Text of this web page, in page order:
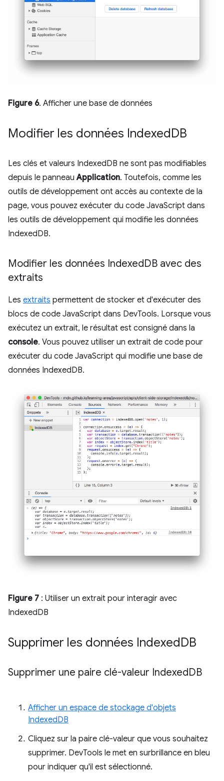
Figure 6. Afficher une base de données
Modifier les données IndexedDB
Les clés et valeurs IndexedDB ne sont pas modifiables
depuis le panneauApplication. Toutefois, comme les
outils de développement ont accès au contexte de la
page, vous pouvez exécuter du code JavaScript dans
les outils de développement qui modifie les données
IndexedDB.
Modifier les données IndexedDB avec des
extraits
Les extraits permettent de stocker et d'exécuter des
blocs de code JavaScript dans DevTools. Lorsque vous
exécutez un extrait, le résultat est consigné dans la
console. Vous pouvez utiliser un extrait de code pour
exécuter du code JavaScript qui modifie une base de
données IndexedDB.
Figure 7 : Utiliser un extrait pour interagir avec
IndexedDB
Supprimer les données IndexedDB
Supprimer une paire clé-valeur IndexedDB
Afficher un espace de stockage d'objets
IndexedDB
Cliquez sur la paire clé-valeur que vous souhaitez
supprimer. DevTools le met en surbrillance en bleu
pour indiquer qu'il est sélectionné.